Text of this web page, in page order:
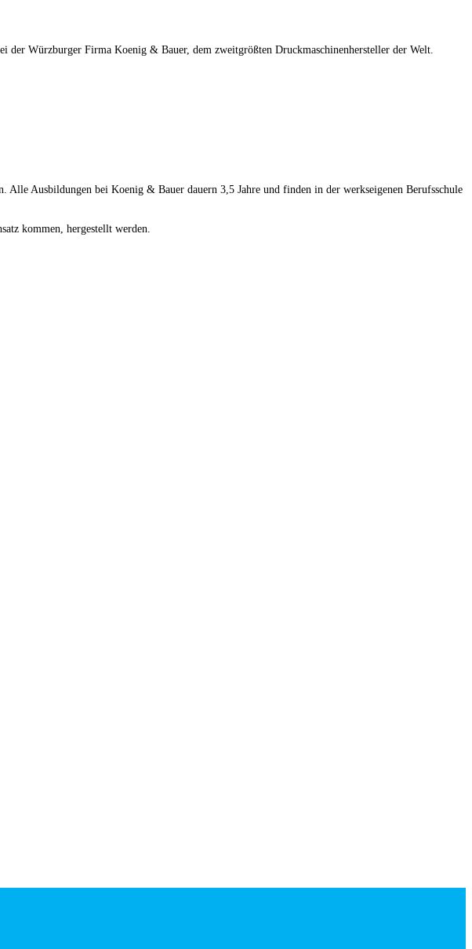
der Würzburger Firma Koenig & Bauer, dem zweitgrößten Druckmaschinenhersteller der Welt.
Alle Ausbildungen bei Koenig & Bauer dauern 3,5 Jahre und finden in der werkseigenen Berufsschule
kommen, hergestellt werden.